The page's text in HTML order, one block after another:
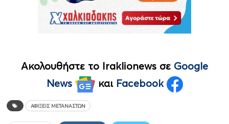
Ακολουθήστε το Iraklionews σε Google
News
και Facebook
ΑΦΊΞΕΙΣ ΜΕΤΑΝΑΣΤΏΝ